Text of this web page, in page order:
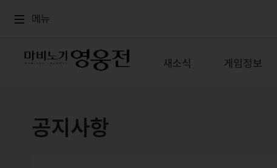
메뉴
새소식 게임정보
공지사항